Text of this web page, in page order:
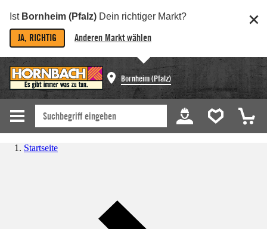
Ist Bornheim (Pfalz) Dein richtiger Markt?
JA, RICHTIG Anderen Markt wählen
Bornheim (Pfalz)
Startseite